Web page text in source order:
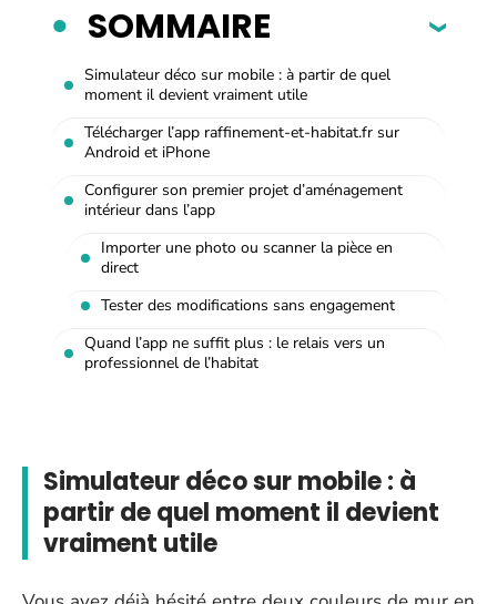
SOMMAIRE
Simulateur déco sur mobile : à partir de quel
moment il devient vraiment utile
Télécharger l’app raffinement-et-habitat.fr sur
Android et iPhone
Configurer son premier projet d’aménagement
intérieur dans l’app
Importer une photo ou scanner la pièce en
direct
Tester des modifications sans engagement
Quand l’app ne suffit plus : le relais vers un
professionnel de l’habitat
Simulateur déco sur mobile : à
partir de quel moment il devient
vraiment utile